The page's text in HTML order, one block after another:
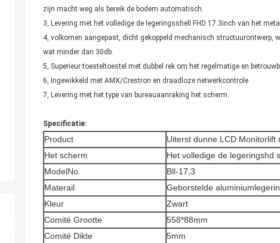
zijn macht weg als bereik de bodem automatisch.
3, Levering met het volledige de legeringsshell FHD 17.3inch van het
4, volkomen aangepast, dicht gekoppeld mechanisch
wat minder dan 30db.
5, Superieur toesteltoestel met dubbel rek om het regelmatige en
6, Ingewikkeld met AMX/Crestron en draadloze netwerkcontrole
7, Levering met het type van bureauaanraking het scherm.
Specificatie:
Product
Uiterst dunne LCD Monitorlift
Het scherm
Het volledige de legeringshd
ModelNo.
Bll-17,3
Materail
Geborstelde
Kleur
Zwart
Comité Grootte
558*88mm
Comité Dikte
5mm